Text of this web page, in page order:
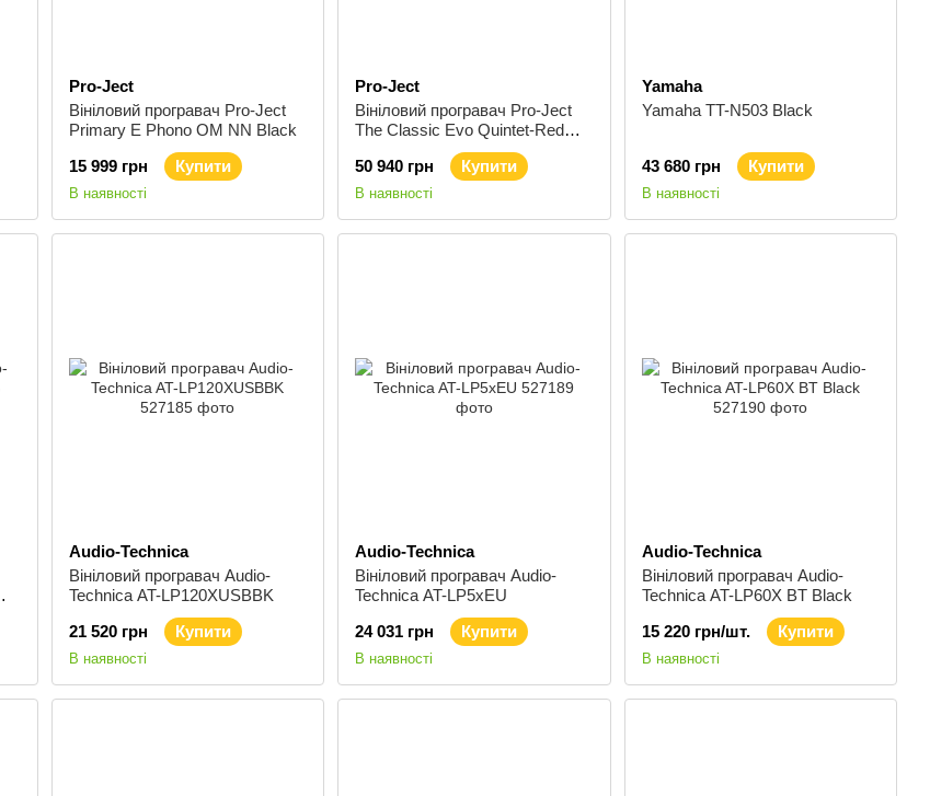
Pro-Ject
Вініловий програвач Pro-Ject
Primary E Phono OM NN Black
15 999 грн
Купити
В наявності
Pro-Ject
Вініловий програвач Pro-Ject
The Classic Evo Quintet-Red
50 940 грн
Купити
В наявності
Yamaha
Yamaha TT-N503 Black
43 680 грн Купити
В наявності
Audio-Technica
Вініловий програвач Audio-
Technica AT-LP120XUSBBK
21 520 грн
Купити
В наявності
Audio-Technica
Вініловий програвач Audio-
Technica AT-LP5xEU
24 031 грн
Купити
В наявності
Audio-Technica
Вініловий програвач Audio-
Technica AT-LP60X BT Black
15 220 грн/шт.
Купити
В наявності